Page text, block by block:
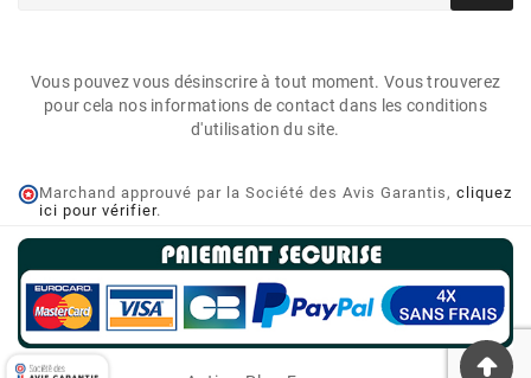
Vous pouvez vous désinscrire à tout moment. Vous trouverez
pour cela nos informations de contact dans les conditions
d'utilisation du site.
Marchand approuvé par la Société des Avis Garantis, cliquez
ici pour vérifier.